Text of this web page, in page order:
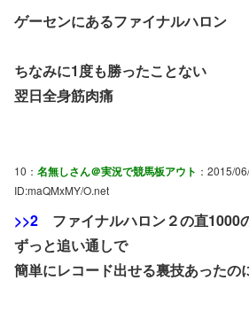
ゲーセンにあるファイナルハロン
ちなみに1度も勝ったことない
翌日全身筋肉痛
10： 名無しさん＠実況で競馬板アウト ：2015/
ID:maQMxMY/O.net
>>2 ファイナルハロン２の直1000
ずっと追い通しで
簡単にレコード出せる裏技あった